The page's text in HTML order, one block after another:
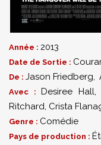
Année : 2013
Date de Sortie :
De : Jason Friedberg,
Avec : Desiree Hall,
Ritchard, Crista
Genre : Comédie
Pays de production :